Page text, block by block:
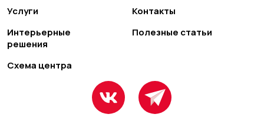
Услуги
Интерьерные
решения
Схема центра
Контакты
Полезные статьи